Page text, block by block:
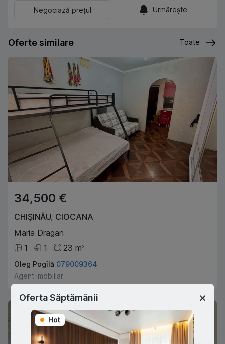
Negociază prețul Urmărește
Oferte similare Toate
34,500 €
CHIȘINĂU, CIOCANA
Maria Dragan
1
1 23 m2
Oleg Pogîlă 079009364
Agent imobiliar
Oferta Săptămânii
Hot